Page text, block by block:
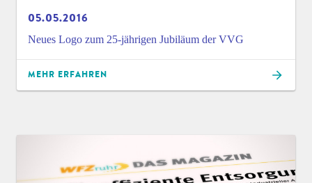
05.05.2016
Neues Logo zum 25-jährigen Jubiläum der VVG
MEHR ERFAHREN